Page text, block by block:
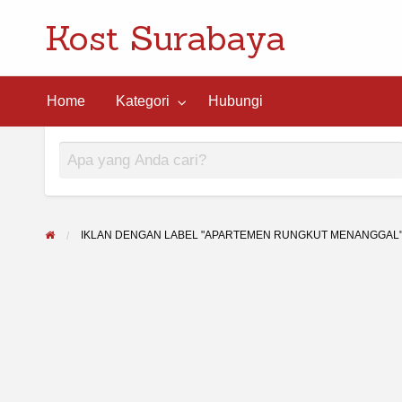
Kost Surabaya
Home Kategori Hubungi
IKLAN DENGAN LABEL "APARTEMEN RUNGKUT MENANGGAL"